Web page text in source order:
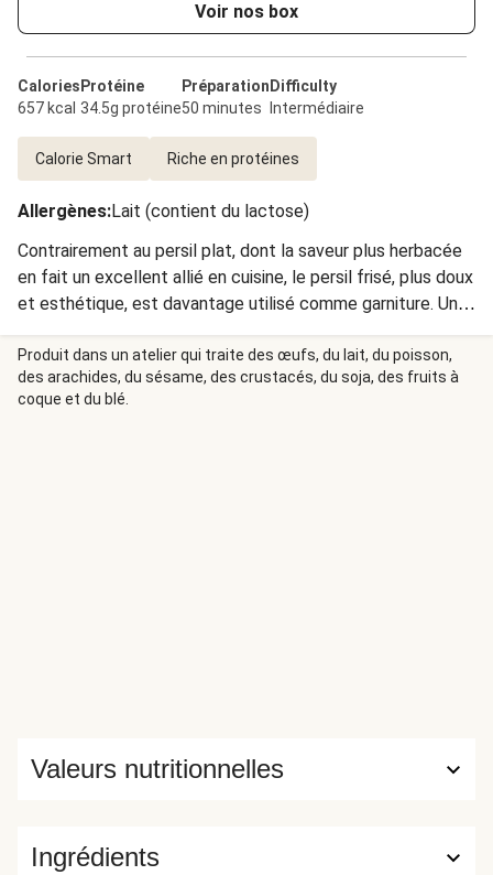
Voir nos box
Calories
657 kcal
Protéine
34.5g protéine
Préparation
50 minutes
Difficulty
Intermédiaire
Calorie Smart Riche en protéines
Allergènes:Lait (contient du lactose)
Contrairement au persil plat, dont la saveur plus herbacée
en fait un excellent allié en cuisine, le persil frisé, plus doux
et esthétique, est davantage utilisé comme garniture. Une
chose est sûre, les deux sont parfaits pour ajouter une
note rafraîchissante à vos plats !
Produit dans un atelier qui traite des œufs, du lait, du poisson,
des arachides, du sésame, des crustacés, du soja, des fruits à
coque et du blé.
Ingrédients
Valeurs nutritionnelles